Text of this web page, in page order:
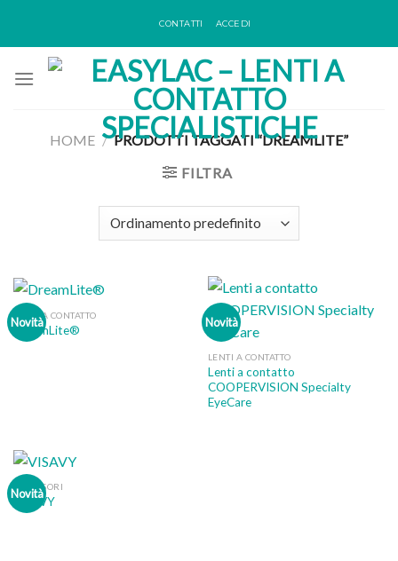
CONTATTI ACCEDI
HOME / PRODOTTI TAGGATI “DREAMLITE”
FILTRA
Novità
LENTI A CONTATTO
DreamLite®
Novità
LENTI A CONTATTO
Lenti a contatto
COOPERVISION Specialty
EyeCare
Novità
ACCESSORI
VISAVY